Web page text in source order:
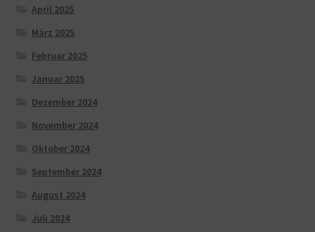
April 2025
März 2025
Februar 2025
Januar 2025
Dezember 2024
November 2024
Oktober 2024
September 2024
August 2024
Juli 2024